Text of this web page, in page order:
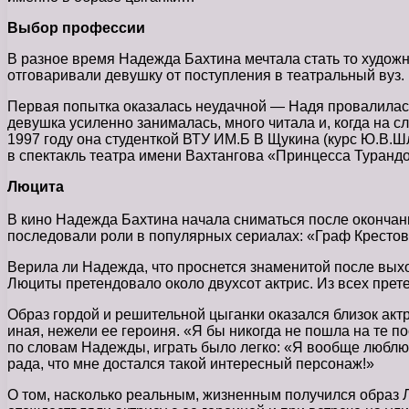
Выбор профессии
В разное время Надежда Бахтина мечтала стать то
отговаривали девушку от поступления в театральный
Первая попытка оказалась неудачной — Надя
девушка усиленно занималась, много читала и, когда на
1997 году она студенткой ВТУ ИМ.Б В Щукина (курс
в спектакль театра имени Вахтангова «Принцесса
Люцита
В кино Надежда Бахтина начала сниматься после
последовали роли в популярных сериалах: «Граф
Верила ли Надежда, что проснется знаменитой после
Люциты претендовало около двухсот актрис. Из всех
Образ гордой и решительной цыганки оказался близок
иная, нежели ее героиня. «Я бы никогда не пошла на те
по словам Надежды, играть было легко: «Я вообще
рада, что мне достался такой интересный персонаж!»
О том, насколько реальным, жизненным получился образ